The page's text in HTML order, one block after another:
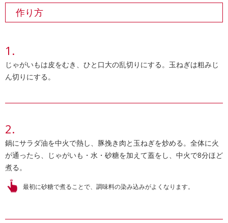
作り方
じゃがいもは皮をむき、ひと口大の乱切りにする。玉ねぎは粗みじ
ん切りにする。
鍋にサラダ油を中火で熱し、豚挽き肉と玉ねぎを炒める。全体に火
が通ったら、じゃがいも・水・砂糖を加えて蓋をし、中火で8分ほど
煮る。
最初に砂糖で煮ることで、調味料の染み込みがよくなります。